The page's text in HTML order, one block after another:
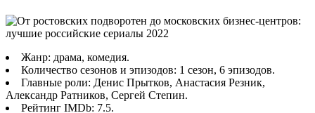
Жанр: драма, комедия.
Количество сезонов и эпизодов: 1 сезон, 6 эпизодов.
Главные роли: Денис Прытков, Анастасия Резник,
Александр Ратников, Сергей Степин.
Рейтинг IMDb: 7.5.